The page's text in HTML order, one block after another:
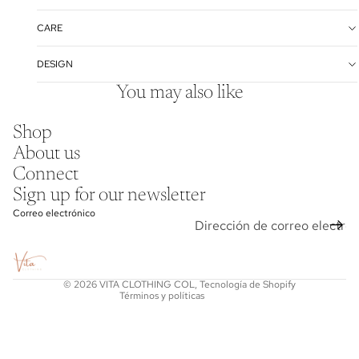
CARE
DESIGN
You may also like
Shop
About us
Connect
Sign up for our newsletter
Correo electrónico
© 2026VITA CLOTHING COL,Tecnología de Shopify
Términos y políticas
Política de reembolso